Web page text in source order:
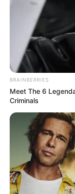
TEMAS
FUERTES
LIGA
CORTES DE
FENÓMENO
BRAINBERRIES
Meet The 6
Criminals